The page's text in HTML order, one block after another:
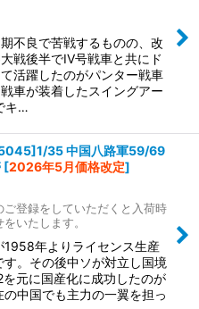
不良で苦戦するものの、改
戦後半でIV号戦車と共にド
活躍したのがパンター戦車
車が装着したスイングアー
キ…
35 中国八路軍59/69
[2026年5月価格改定]
登録をしていただくと入荷時
いたします。
年よりライセンス生産
。その後中ソが対立し国境
元に国産化に成功したのが
中国でも主力の一翼を担っ